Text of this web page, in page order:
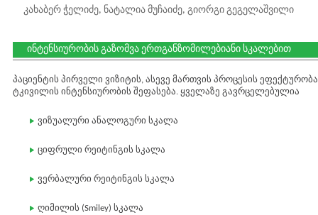
კახაბერ ჭელიძე, ნატალია მუჩაიძე, გიორგი გეგელაშვილი
ინტენსიურობის გაზომვა ერთგანზომილებიანი სკალებით
პაციენტის პირველი ვიზიტის, ასევე მართვის პროცესის
ტკივილის ინტენსიურობის შეფასება. ყველაზე გავრცელებულია
ვიზუალური ანალოგური სკალა
ციფრული რეიტინგის სკალა
ვერბალური რეიტინგის სკალა
ღიმილის (Smiley) სკალა